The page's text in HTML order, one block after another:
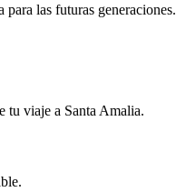
las futuras generaciones.
tu viaje a Santa Amalia.